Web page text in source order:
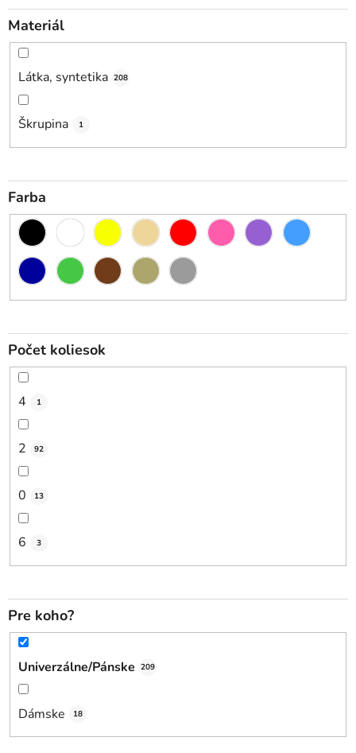
Materiál
Látka, syntetika 208
Škrupina 1
Farba
Počet koliesok
4 1
2 92
0 13
6 3
Pre koho?
Univerzálne/Pánske 209
Dámske 18